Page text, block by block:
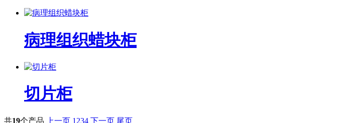
病理组织蜡块柜
切片柜
共19个产品 上一页 1 234 下一页 尾页